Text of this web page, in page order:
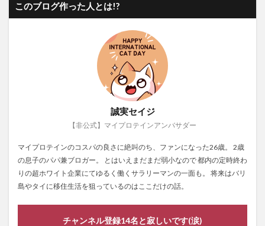
このブログ作った人とは!?
誠実セイジ
【非公式】マイプロテインアンバサダー
マイプロテインのコスパの良さに絶叫のち、ファンになった26歳。 2歳
の息子のパパ兼ブロガー。 とはいえまだまだ弱小なので 都内の定時終わ
りの超ホワイト企業にてゆるく働くサラリーマンの一面も。 将来はバリ
島やタイに移住生活を狙っているのはここだけの話。
チャンネル登録14名と寂しいです(涙)